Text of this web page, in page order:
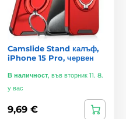
Camslide Stand калъф,
iPhone 15 Pro, червен
В наличност, във вторник 11. 8.
у вас
9,69 €